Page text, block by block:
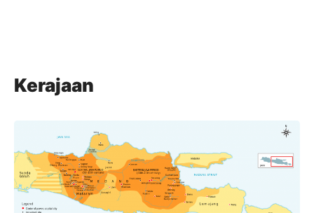
Kerajaan